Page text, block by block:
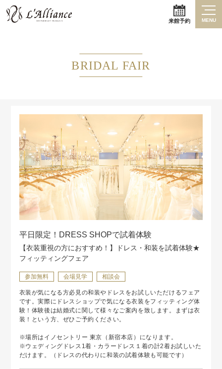
来館予約 MENU
BRIDAL FAIR
平日限定！DRESS SHOPで試着体験
【衣装重視の方におすすめ！】ドレス・和装を試着体験★
フィッティングフェア
参加無料 会場見学 相談会
衣装が気になる方必見の和装やドレスをお試しいただけるフェア
です。実際にドレスショップで気になる衣装をフィッティング体
験！体験後は結婚式に関して様々なご案内を致します。まずは衣
装！という方、ぜひご予約ください。
※場所はイノセントリー 東京（新宿本店）になります。
※ウェディングドレス1着・カラードレス１着の計2着お試しいた
だけます。（ドレスの代わりに和装の試着体験も可能です）